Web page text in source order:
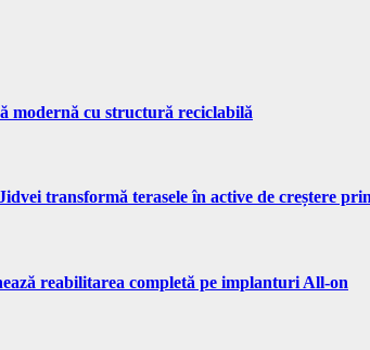
modernă cu structură reciclabilă
transformă terasele în active de creștere
reabilitarea completă pe implanturi All-on